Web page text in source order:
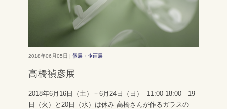
2018年06月05日 | 個展・企画展
高橋禎彦展
2018年6月16日（土）－6月24日（日） 11:00-18:00 19
日（火）と20日（水）は休み 高橋さんが作るガラスの